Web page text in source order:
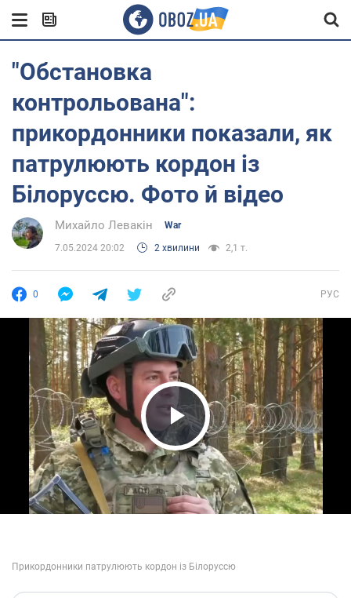
"Обстановка
контрольована":
прикордонники показали, як
патрулюють кордон із
Білоруссю. Фото й відео
Михайло Левакін War
7.05.2024 20:02 2 хвилини 2,1 т.
0 РУС
Play Video